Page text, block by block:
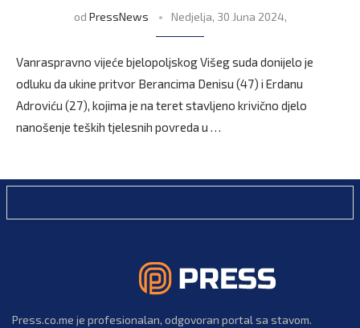
od PressNews Nedjelja, 30 Juna 2024,
Vanraspravno vijeće bjelopoljskog Višeg suda donijelo je
odluku da ukine pritvor Berancima Denisu (47) i Erdanu
Adroviću (27), kojima je na teret stavljeno krivično djelo
nanošenje teških tjelesnih povreda u …
Press.co.me je profesionalan, odgovoran portal sa stavom.